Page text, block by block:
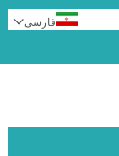
فارسی